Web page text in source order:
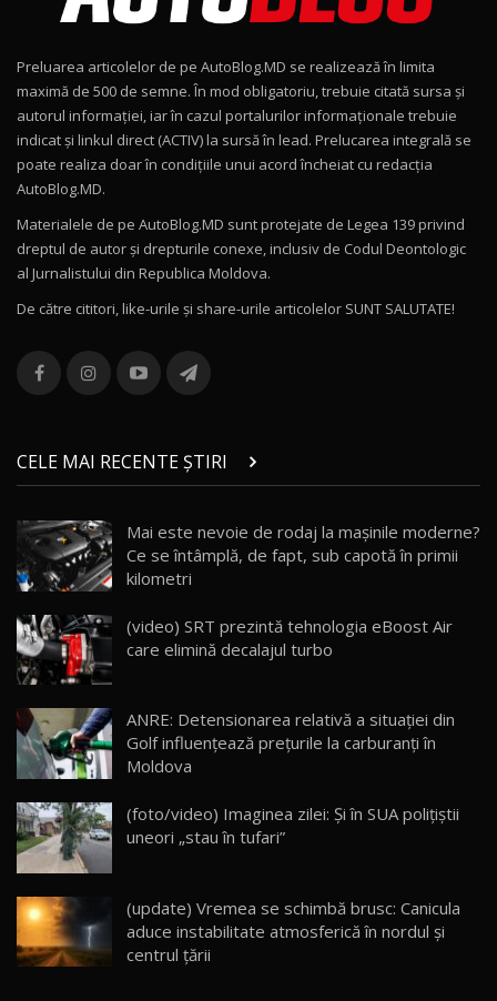
15:22
Mercedes-AMG E 53 HYBRID 4MATIC+ / Test
Drive AutoBlog.MD
16:27
11
Noul Volvo ES90 / Test Drive AutoBlog.MD
12
Noul MG HS / Test Drive AutoBlog.MD
16:48
13
combină aventura cu luxul / AutoBlog.MD
36:08
chinez care face lumea să se întoarcă după el
/ AutoBlog.MD
17:27
15 14:37
16
AutoBlogMD
13:10
17 20:06
30:08
AutoBlog.MD
23:36
20
Noul ZEEKR 7X / Test Drive AutoBlog.MD
29:08
Preluarea articolelor de pe AutoBlog.MD se realizează în limita
maximă de 500 de semne. În mod obligatoriu, trebuie citată sursa și
autorul informației, iar în cazul portalurilor informaționale trebuie
indicat și linkul direct (ACTIV) la sursă în lead. Prelucarea integrală se
poate realiza doar în condițiile unui acord încheiat cu redacţia
AutoBlog.MD.
Materialele de pe AutoBlog.MD sunt protejate de Legea 139 privind
dreptul de autor și drepturile conexe, inclusiv de Codul Deontologic
al Jurnalistului din Republica Moldova.
De către cititori, like-urile şi share-urile articolelor SUNT SALUTATE!
CELE MAI RECENTE ȘTIRI
Mai este nevoie de rodaj la mașinile moderne?
Ce se întâmplă, de fapt, sub capotă în primii
kilometri
(video) SRT prezintă tehnologia eBoost Air
care elimină decalajul turbo
ANRE: Detensionarea relativă a situației din
Golf influențează prețurile la carburanți în
Moldova
(foto/video) Imaginea zilei: Și în SUA polițiștii
uneori „stau în tufari”
(update) Vremea se schimbă brusc: Canicula
aduce instabilitate atmosferică în nordul și
centrul țării